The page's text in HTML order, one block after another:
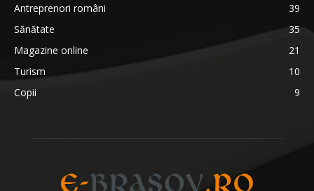
Antreprenori români
39
Sănătate
35
Magazine online
21
Turism
10
Copii
9